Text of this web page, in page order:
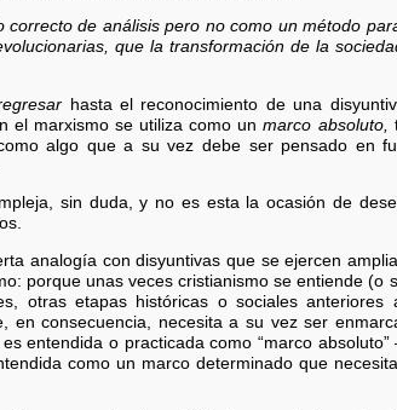
de análisis pero no como un método
que la transformación de la
hasta el reconocimiento de una
el marxismo se utiliza como unmarco absoluto,
algo que a su vez debe ser pensado en
sin duda, y no es esta la ocasión de
analogía con disyuntivas que se ejercen
porque unas veces cristianismo se entiende (o
otras etapas históricas o sociales anteriores
consecuencia, necesita a su vez ser
entendida o practicada como “marco absoluto”
como un marco determinado que